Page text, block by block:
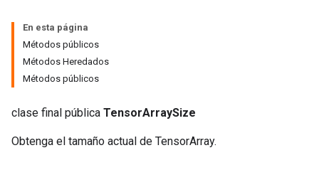
En esta página
Métodos públicos
Métodos Heredados
Métodos públicos
clase final pública TensorArraySize
Obtenga el tamaño actual de TensorArray.